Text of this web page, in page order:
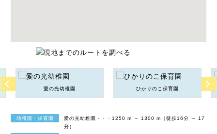
愛の光幼稚園 ひかりのこ保育園
幼稚園・保育園
愛の光幼稚園・・・1250 m ～ 1300 m（徒歩16分 ～ 17
分）